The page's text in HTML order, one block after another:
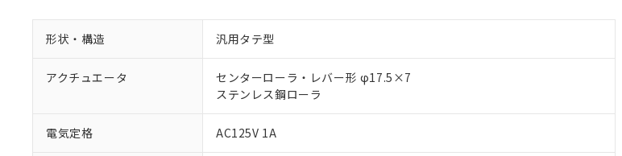
形状・構造 汎用タテ型
アクチュエータ
センターローラ・レバー形 φ17.5×7
ステンレス鋼ローラ
電気定格 AC125V 1A